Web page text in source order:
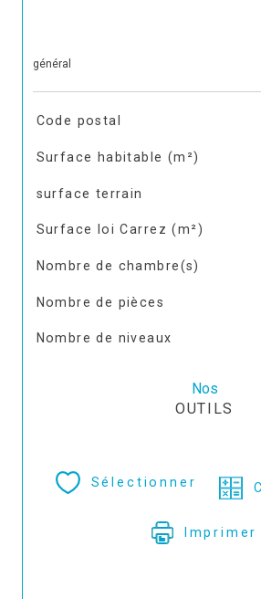
général
TRAD_SIROCCO_Caracteristique
Code postal
Surface habitable (m²)
surface terrain
Surface loi Carrez (m²)
Nombre de chambre(s)
Nombre de pièces
Nombre de niveaux
Nos
OUTILS
Sélectionner
Imprimer